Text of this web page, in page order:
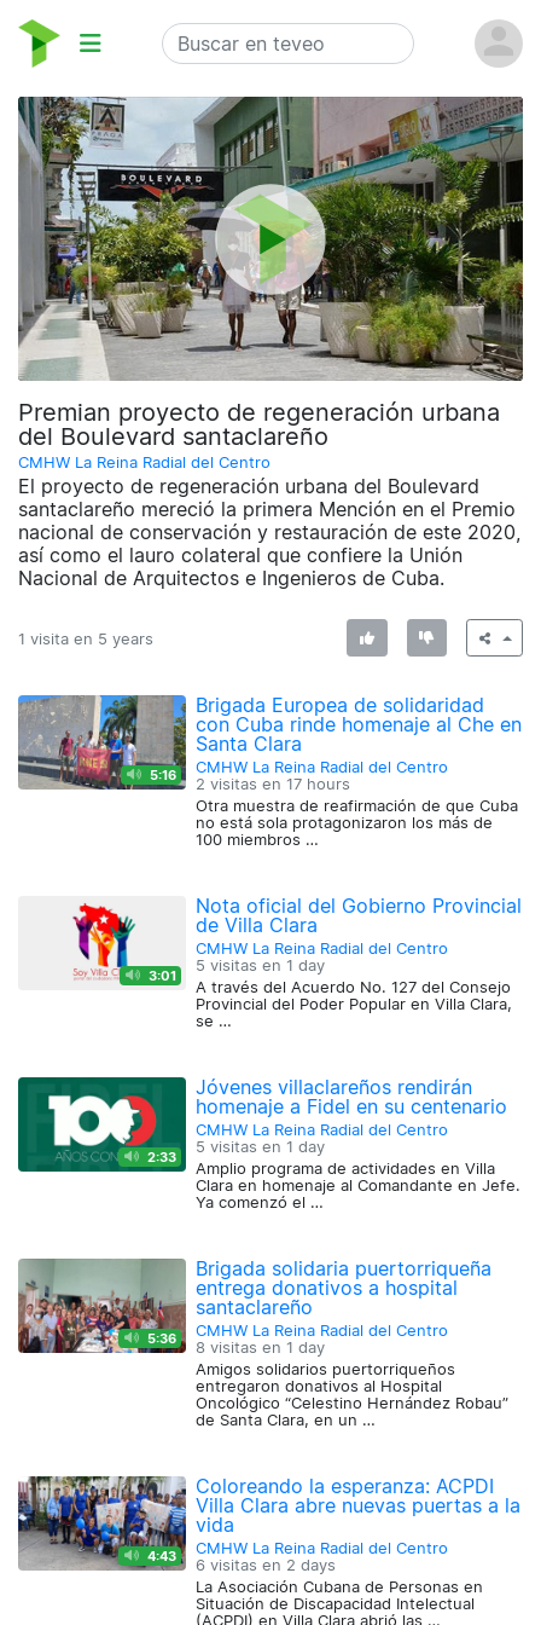
Premian proyecto de regeneración urbana
del Boulevard santaclareño
CMHW La Reina Radial del Centro
El proyecto de regeneración urbana del Boulevard
santaclareño mereció la primera Mención en el Premio
nacional de conservación y restauración de este 2020,
así como el lauro colateral que confiere la Unión
Nacional de Arquitectos e Ingenieros de Cuba.
1 visita en 5 years
5:16
Brigada Europea de solidaridad
con Cuba rinde homenaje al Che en
Santa Clara
CMHW La Reina Radial del Centro
2 visitas en 17 hours
Otra muestra de reafirmación de que Cuba
no está sola protagonizaron los más de
100 miembros …
3:01
Nota oficial del Gobierno Provincial
de Villa Clara
CMHW La Reina Radial del Centro
5 visitas en 1 day
A través del Acuerdo No. 127 del Consejo
Provincial del Poder Popular en Villa Clara,
se …
2:33
Jóvenes villaclareños rendirán
homenaje a Fidel en su centenario
CMHW La Reina Radial del Centro
5 visitas en 1 day
Amplio programa de actividades en Villa
Clara en homenaje al Comandante en Jefe.
Ya comenzó el …
5:36
Brigada solidaria puertorriqueña
entrega donativos a hospital
santaclareño
CMHW La Reina Radial del Centro
8 visitas en 1 day
Amigos solidarios puertorriqueños
entregaron donativos al Hospital
Oncológico “Celestino Hernández Robau”
de Santa Clara, en un …
4:43
Coloreando la esperanza: ACPDI
Villa Clara abre nuevas puertas a la
vida
CMHW La Reina Radial del Centro
6 visitas en 2 days
La Asociación Cubana de Personas en
Situación de Discapacidad Intelectual
(ACPDI) en Villa Clara abrió las …